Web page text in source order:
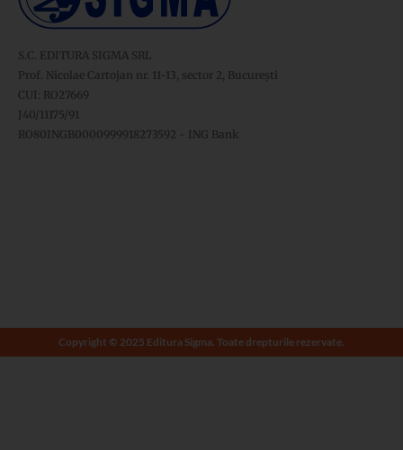
S.C. EDITURA SIGMA SRL
Prof. Nicolae Cartojan nr. 11-13, sector 2, București
CUI: RO27669
J40/11175/91
RO80INGB0000999918273592 - ING Bank
Copyright © 2025 Editura Sigma. Toate drepturile rezervate.